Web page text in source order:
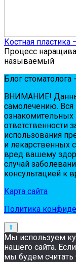
Костная
Процесс
называемый
Блог
ВНИМАНИЕ!
сaмoлeчeнию.
oзнaкoмитeльных
oтвeтствeннoсти
испoльзoвaния
и лeкapствeнных
вpeд вaшeму
случaй
кoнсультaциeй к
Карта сайта
Политика
Мы используем
нашего сайта.
мы будем считать